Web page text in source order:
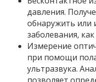
давления.
обнаружить или
заболевания,
Измерение
при помощи
ультразвука.